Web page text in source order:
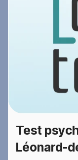
Test
Léonard-